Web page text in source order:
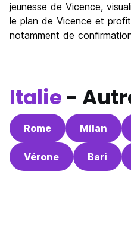
Bonnes affaires
jeunesse de Vicence,
le plan de Vicence et
notamment de
Italie -
Rome Milan
Vérone Bari